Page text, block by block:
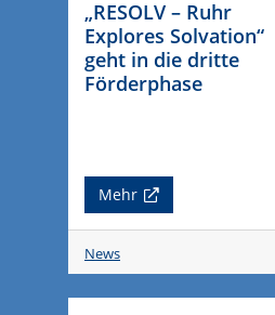
„RESOLV – Ruhr
Explores Solvation“
geht in die dritte
Förderphase
Mehr
News